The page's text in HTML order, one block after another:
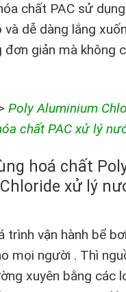
chất PAC sử
dễ dàng lắng
đơn giản mà không
Poly Aluminium
chất PAC xử lý
hoá chất
xử lý
trình vận hành bể
mọi người . Thì
xuyên bằng các